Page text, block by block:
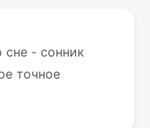
сне - сонник
точное